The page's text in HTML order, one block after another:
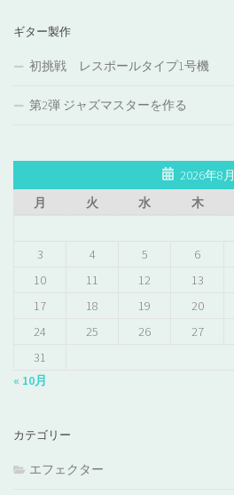
ギター製作
初挑戦 レスポールタイプ1号機
第2弾 ジャズマスターを作る
2026年8月
月
火 水 木
3
4 5 6
10
11 12 13
17
18 19 20
24
25 26 27
31
« 10月
カテゴリー
エフェクター